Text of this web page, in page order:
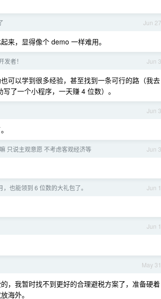
Jun 27
来，显得像个 demo 一样难用。
Jun 3
者！
可以学到很多经验，甚至找到一条可行的路（我去
了一个小程序，一天赚 4 位数）。
Jun 3
Jun 3
只说主观意愿 不考虑客观经济等
Jun 1
也能领到 6 位数的大礼包了。
Jun 1
May 31
，我暂时找不到更好的合理避税方案了，准备硬着
海外。